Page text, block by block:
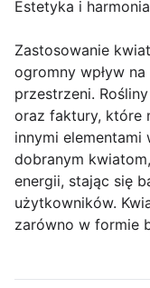
Estetyka i
Zastosowanie
ogromny wpływ
przestrzeni.
oraz faktury, które
innymi
dobranym
energii, stając się
użytkowników.
zarówno w formie